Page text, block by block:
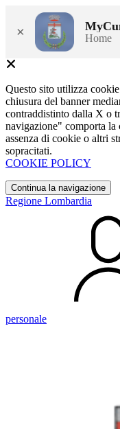
× Home
Questo sito utilizza
chiusura del banner
contraddistinto dalla X o
navigazione" comporta la
assenza di cookie o altri
sopracitati.
COOKIE POLICY
Continua la navigazione
Regione Lombardia
personale